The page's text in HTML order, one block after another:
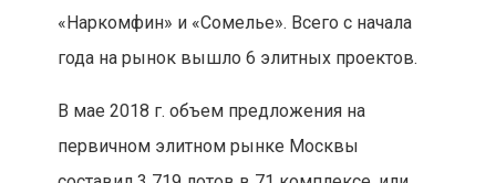
«Наркомфин» и «Сомелье». Всего с начала
года на рынок вышло 6 элитных проектов.
В мае 2018 г. объем предложения на
первичном элитном рынке Москвы